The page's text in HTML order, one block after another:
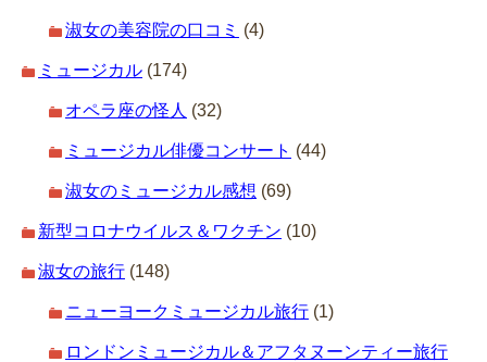
淑女の美容院の口コミ (4)
ミュージカル (174)
オペラ座の怪人 (32)
ミュージカル俳優コンサート (44)
淑女のミュージカル感想 (69)
新型コロナウイルス＆ワクチン (10)
淑女の旅行 (148)
ニューヨークミュージカル旅行 (1)
ロンドンミュージカル＆アフタヌーンティー旅行